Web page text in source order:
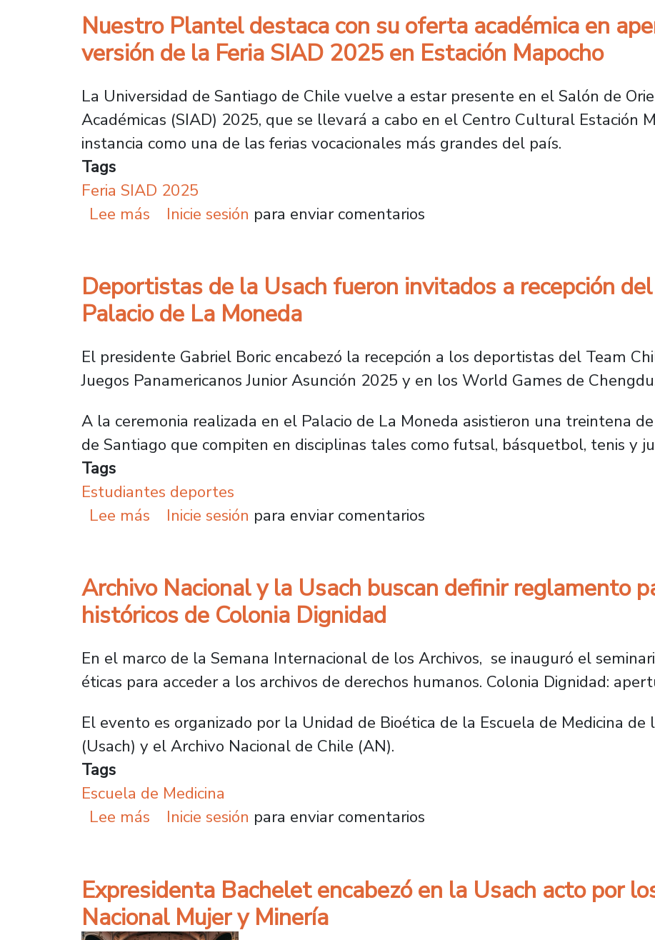
Nuestro Plantel destaca con su oferta académica en
versión de la Feria SIAD 2025 en Estación Mapocho
La Universidad de Santiago de Chile vuelve a estar presente en el Salón de
Académicas (SIAD) 2025, que se llevará a cabo en el Centro Cultural Estación
instancia como una de las ferias vocacionales más grandes del país.
Tags
Feria SIAD 2025
Lee más sobre Nuestro Plantel destaca con su oferta académica en apertura
Inicie sesión para enviar comentarios
Deportistas de la Usach fueron invitados a recepción
Palacio de La Moneda
El presidente Gabriel Boric encabezó la recepción a los deportistas del Team
Juegos Panamericanos Junior Asunción 2025 y en los World Games de
A la ceremonia realizada en el Palacio de La Moneda asistieron una treintena
de Santiago que compiten en disciplinas tales como futsal, básquetbol, tenis y
Tags
Estudiantes deportes
Lee más sobre Deportistas de la Usach fueron invitados a recepción del Team
Inicie sesión para enviar comentarios
Archivo Nacional y la Usach buscan definir reglamento
históricos de Colonia Dignidad
En el marco de la Semana Internacional de los Archivos, se inauguró el
éticas para acceder a los archivos de derechos humanos. Colonia Dignidad:
El evento es organizado por la Unidad de Bioética de la Escuela de Medicina
(Usach) y el Archivo Nacional de Chile (AN).
Tags
Escuela de Medicina
Lee más sobre Archivo Nacional y la Usach buscan definir reglamento para
Inicie sesión para enviar comentarios
Expresidenta Bachelet encabezó en la Usach acto por
Nacional Mujer y Minería